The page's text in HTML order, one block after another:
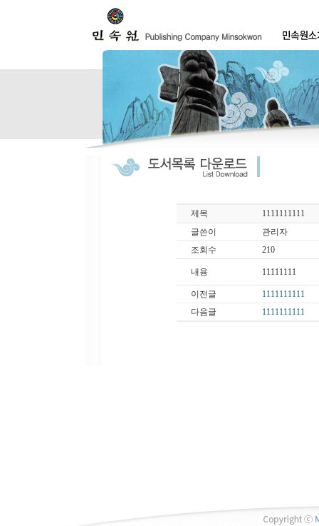
제목
1111111111
글쓴이
관리자
조회수
210
내용 11111111
이전글
1111111111
다음글
1111111111